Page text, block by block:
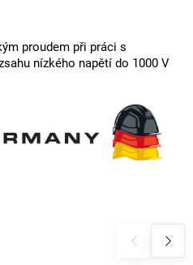
proudem při práci s
nízkého napětí do 1000 V